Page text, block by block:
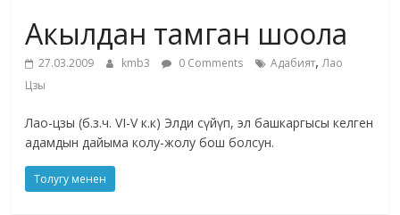
жана
Акылдан тамган шоола
27.03.2009 kmb3 0 Comments Адабият,Лао
Цзы
Лао-цзы (б.з.ч. VI-V к.к) Элди сүйүп, эл башкаргысы келген
адамдын дайыма колу-жолу бош болсун.
Толугу менен